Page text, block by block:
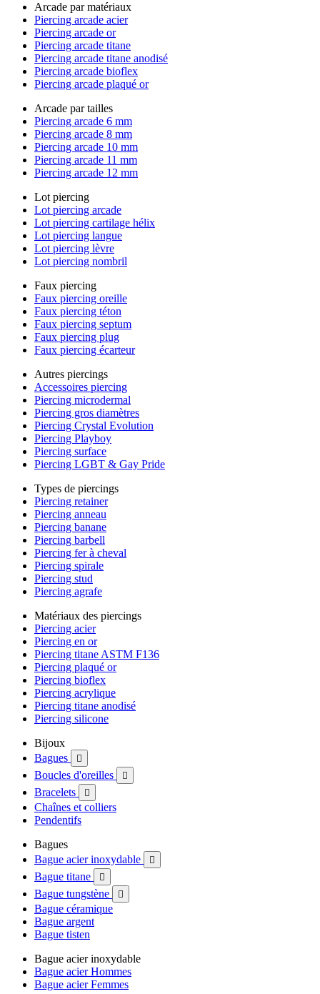
Arcade par matériaux
Piercing arcade acier
Piercing arcade or
Piercing arcade titane
Piercing arcade titane anodisé
Piercing arcade bioflex
Piercing arcade plaqué or
Arcade par tailles
Piercing arcade 6 mm
Piercing arcade 8 mm
Piercing arcade 10 mm
Piercing arcade 11 mm
Piercing arcade 12 mm
Lot piercing
Lot piercing arcade
Lot piercing cartilage hélix
Lot piercing langue
Lot piercing lèvre
Lot piercing nombril
Faux piercing
Faux piercing oreille
Faux piercing téton
Faux piercing septum
Faux piercing plug
Faux piercing écarteur
Autres piercings
Accessoires piercing
Piercing microdermal
Piercing gros diamètres
Piercing Crystal Evolution
Piercing Playboy
Piercing surface
Piercing LGBT & Gay Pride
Types de piercings
Piercing retainer
Piercing anneau
Piercing banane
Piercing barbell
Piercing fer à cheval
Piercing spirale
Piercing stud
Piercing agrafe
Matériaux des piercings
Piercing acier
Piercing en or
Piercing titane ASTM F136
Piercing plaqué or
Piercing bioflex
Piercing acrylique
Piercing titane anodisé
Piercing silicone
Bijoux
Bagues

Boucles d'oreilles 
Bracelets 
Chaînes et colliers
Pendentifs
Bagues
Bague acier inoxydable

Bague titane 
Bague tungstène 
Bague céramique
Bague argent
Bague tisten
Bague acier inoxydable
Bague acier Hommes
Bague acier Femmes